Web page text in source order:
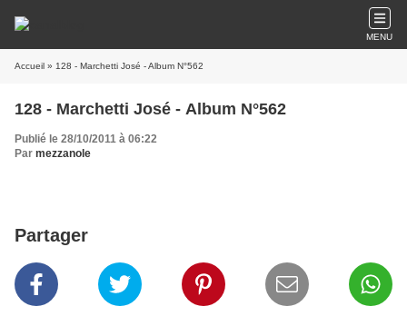
MENU
Accueil » 128 - Marchetti José - Album N°562
128 - Marchetti José - Album N°562
Publié le 28/10/2011 à 06:22
Par mezzanole
Partager